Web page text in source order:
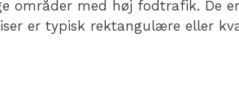
områder med høj fodtrafik. De
er typisk rektangulære eller